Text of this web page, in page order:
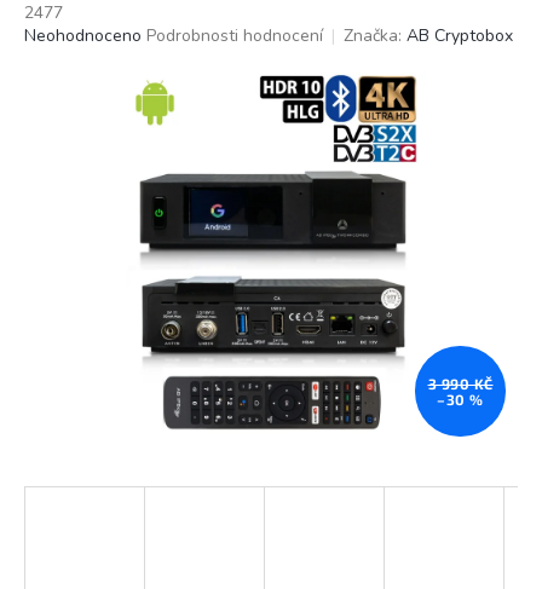
2477
Průměrné
Neohodnoceno Podrobnosti hodnocení Značka: AB Cryptobox
3 990 KČ
–30 %